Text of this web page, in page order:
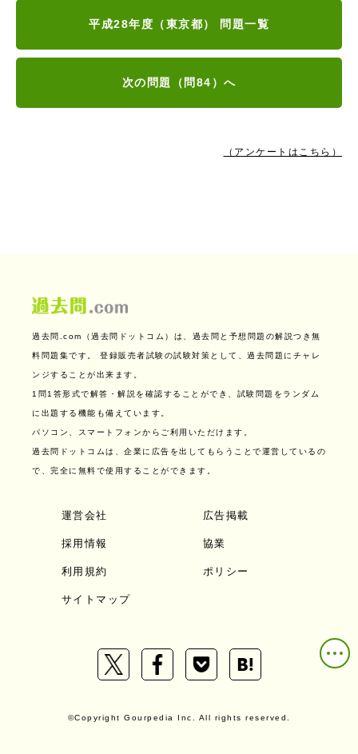
平成28年度（東京都） 問題一覧
次の問題（問84）へ
（アンケートはこちら）
過去問.com（過去問ドットコム）は、過去問と予想問題の解説つき無
料問題集です。 登録販売者試験の試験対策として、過去問題にチャレ
ンジすることが出来ます。
1問1答形式で解答・解説を確認することができ、試験問題をランダム
に出題する機能も備えています。
パソコン、スマートフォンからご利用いただけます。
過去問ドットコムは、企業に広告を出してもらうことで運営しているの
で、完全に無料で使用することができます。
運営会社 広告掲載
採用情報 協業
利用規約 ポリシー
サイトマップ
©Copyright Gourpedia Inc. All rights reserved.